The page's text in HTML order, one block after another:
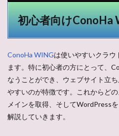
初心者向けConoHa
ConoHa WINGは使いやすいクラ
ます。特に初心者の方にとって、
なうことができ、ウェブサイト立
やすいのが特徴です。これからど
メインを取得、そしてWordPress
解説していきます。